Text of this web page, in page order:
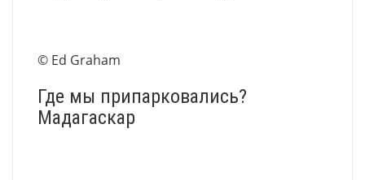
© Ed Graham
Где мы припарковались?
Мадагаскар